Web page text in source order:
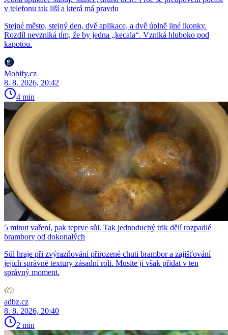
v telefonu tak liší a která má pravdu
Stejné město, stejný den, dvě aplikace, a dvě úplně jiné ikonky.
Rozdíl nevzniká tím, že by jedna „kecala“. Vzniká hluboko pod
kapotou.
Mobify.cz
8. 8. 2026, 20:42
4 min
5 minut vaření, pak teprve sůl. Tak jednoduchý trik dělí rozpadlé
brambory od dokonalých
Sůl hraje při zvýrazňování přirozené chuti brambor a zajišťování
jejich správné textury zásadní roli. Musíte ji však přidat v ten
správný moment.
adbz.cz
8. 8. 2026, 20:40
2 min